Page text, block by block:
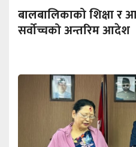
बालबालिकाको शिक्षा र
सर्वोच्चको अन्तरिम आदेश